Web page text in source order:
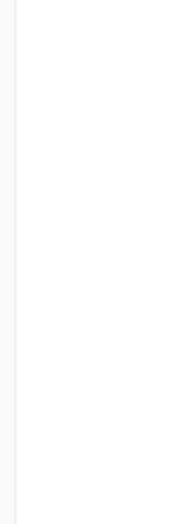
می‌دهد تا از
کند. بررسی
و جلوگیری از
این گیج در هر
یک ابزار اساسی
و ویژگی‌های
مح صول می‌تواند
که در زمینه آب‌پز
گیج، مشتریان
سیستم خود نظارت
خود مطمئن شوند.
به بهبود عملکرد
افزایش عمر مفید
برجسته‌ای که این
به خرید گیج